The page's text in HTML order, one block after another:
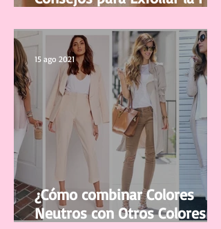
¿Cómo combinar Colores
Neutros con Otros Colores en
15 ago 2021